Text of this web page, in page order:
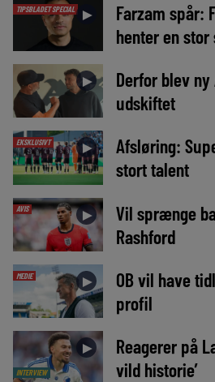
TIPSBLADET SPECIAL ►
Farzam spår:
henter en
►
Derfor blev
udskiftet
EKSKLUSIVT ►
Afsløring:
stort talent
AVIS ►
Vil sprænge
Rashford
MEDIE ►
OB vil have
profil
INTERVIEW
►
Reagerer på
vild historie’